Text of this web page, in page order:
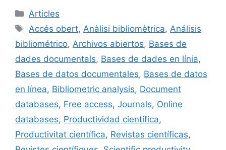
c
e
b
o
o
k
ai
l
s
k
y
e
dI
n
p
ar
te
ix
Categories
Articles
Etiquetes
Accés obert,Anàlisi bibliomètrica,Análisis
bibliométrico, Archivos abiertos, Bases de
dades documentals, Bases de dades en línia,
Bases de datos documentales, Bases de datos
en línea, Bibliometric analysis, Document
databases, Free access, Journals, Online
databases, Productividad científica,
Productivitat científica, Revistas científicas,